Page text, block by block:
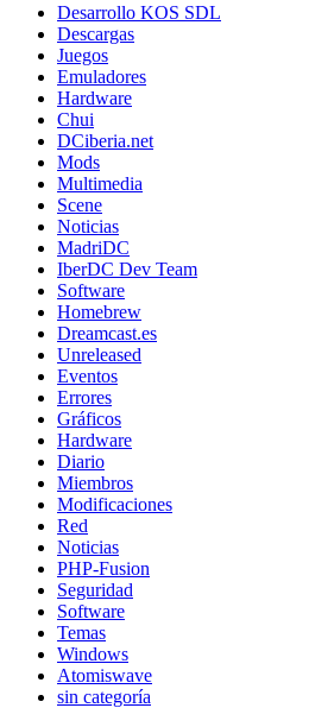
Desarrollo KOS SDL
Descargas
Juegos
Emuladores
Hardware
Chui
DCiberia.net
Mods
Multimedia
Scene
Noticias
MadriDC
IberDC Dev Team
Software
Homebrew
Dreamcast.es
Unreleased
Eventos
Errores
Gráficos
Hardware
Diario
Miembros
Modificaciones
Red
Noticias
PHP-Fusion
Seguridad
Software
Temas
Windows
Atomiswave
sin categoría